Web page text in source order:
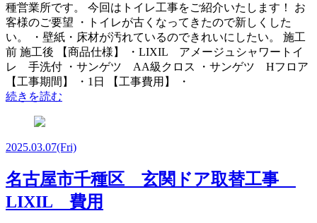
種営業所です。 今回はトイレ工事をご紹介いたします！ お
客様のご要望 ・トイレが古くなってきたので新しくした
い。 ・壁紙・床材が汚れているのできれいにしたい。 施工
前 施工後 【商品仕様】 ・LIXIL アメージュシャワートイ
レ 手洗付 ・サンゲツ AA級クロス ・サンゲツ Hフロア
【工事期間】 ・1日 【工事費用】 ・
続きを読む
2025.03.07(Fri)
名古屋市千種区 玄関ドア取替工事
LIXIL 費用